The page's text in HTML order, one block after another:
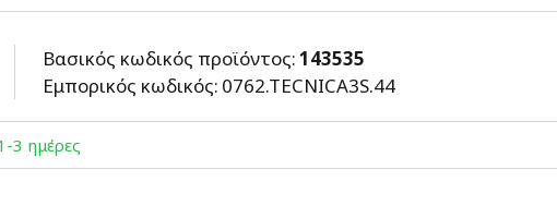
Βασικός κωδικός προϊόντος:143535
Εμπορικός κωδικός: 0762.TECNICA3S.44
3 ημέρες